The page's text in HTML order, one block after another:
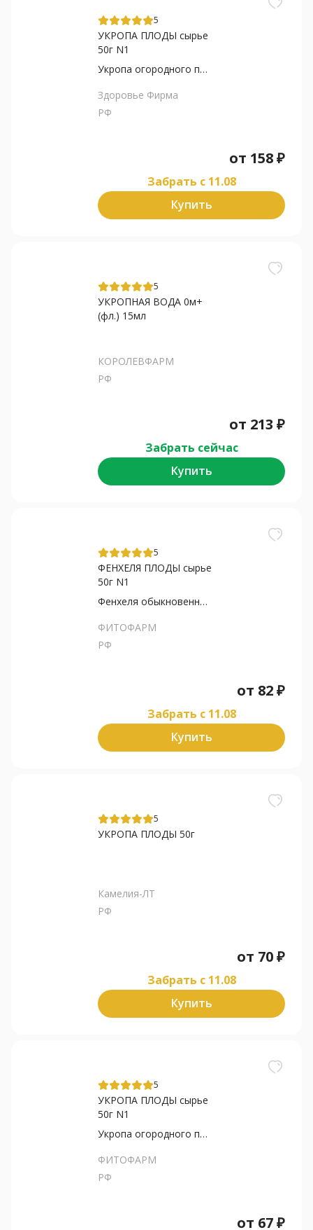
5
УКРОПА ПЛОДЫ сырье
50г N1
Укропа огородного плоды
Здоровье Фирма
РФ
от 158₽
Забрать c 11.08
Купить
5
УКРОПНАЯ ВОДА 0м+
(фл.) 15мл
КОРОЛЕВФАРМ
РФ
от 213 ₽
Забрать сейчас
Купить
5
ФЕНХЕЛЯ ПЛОДЫ сырье
50г N1
Фенхеля обыкновенного плоды
ФИТОФАРМ
РФ
от 82₽
Забрать c 11.08
Купить
5
УКРОПА ПЛОДЫ 50г
Камелия-ЛТ
РФ
от 70₽
Забрать c 11.08
Купить
5
УКРОПА ПЛОДЫ сырье
50г N1
Укропа огородного плоды
ФИТОФАРМ
РФ
от 67₽